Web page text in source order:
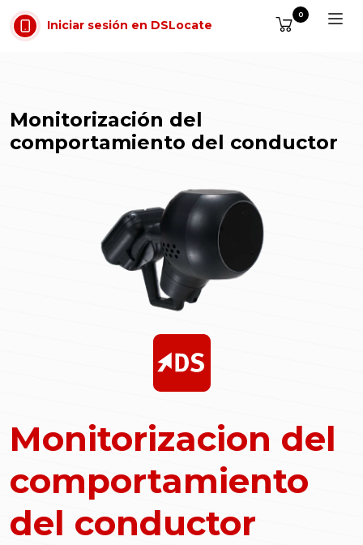
Saltar al contenido
Iniciar sesión en DSLocate
0
Monitorización del
comportamiento del conductor
Monitorizacion del
comportamiento
del conductor